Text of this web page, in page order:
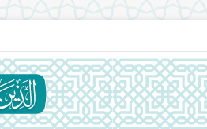
اسلامی